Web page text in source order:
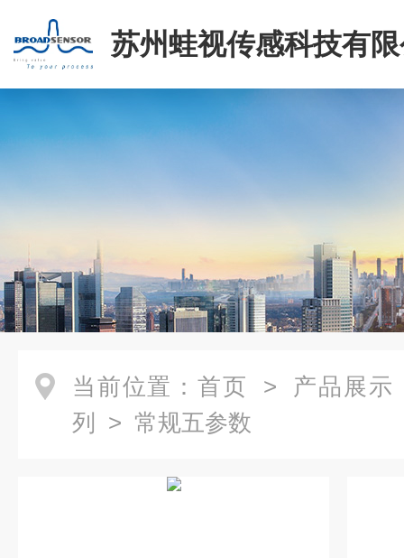
苏州蛙视传感科技有
当前位置： 首页 > 产品展示
列
> 常规五参数